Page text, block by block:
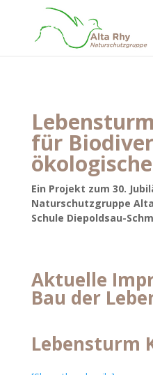
für
Ein Projekt zum 30.
Naturschutzgruppe
Schule Diepoldsau-
Aktuelle
Bau der
Lebensturm